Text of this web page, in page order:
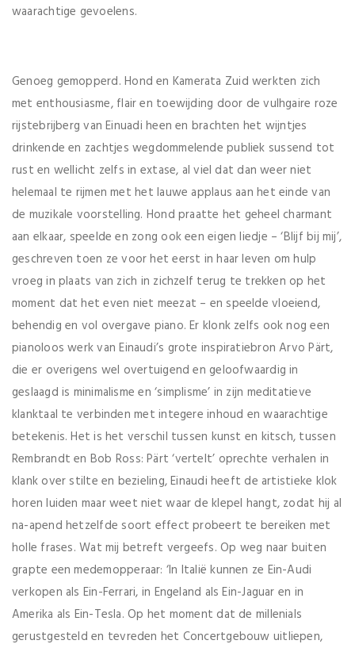
waarachtige gevoelens.
Genoeg gemopperd. Hond en Kamerata Zuid werkten zich
met enthousiasme, flair en toewijding door de vulhgaire roze
rijstebrijberg van Einuadi heen en brachten het wijntjes
drinkende en zachtjes wegdommelende publiek sussend tot
rust en wellicht zelfs in extase, al viel dat dan weer niet
helemaal te rijmen met het lauwe applaus aan het einde van
de muzikale voorstelling. Hond praatte het geheel charmant
aan elkaar, speelde en zong ook een eigen liedje – ‘Blijf bij mij’,
geschreven toen ze voor het eerst in haar leven om hulp
vroeg in plaats van zich in zichzelf terug te trekken op het
moment dat het even niet meezat – en speelde vloeiend,
behendig en vol overgave piano. Er klonk zelfs ook nog een
pianoloos werk van Einaudi’s grote inspiratiebron Arvo Pärt,
die er overigens wel overtuigend en geloofwaardig in
geslaagd is minimalisme en ‘simplisme’ in zijn meditatieve
klanktaal te verbinden met integere inhoud en waarachtige
betekenis. Het is het verschil tussen kunst en kitsch, tussen
Rembrandt en Bob Ross: Pärt ‘vertelt’ oprechte verhalen in
klank over stilte en bezieling, Einaudi heeft de artistieke klok
horen luiden maar weet niet waar de klepel hangt, zodat hij al
na-apend hetzelfde soort effect probeert te bereiken met
holle frases. Wat mij betreft vergeefs. Op weg naar buiten
grapte een medemopperaar: ‘In Italië kunnen ze Ein-Audi
verkopen als Ein-Ferrari, in Engeland als Ein-Jaguar en in
Amerika als Ein-Tesla. Op het moment dat de millenials
gerustgesteld en tevreden het Concertgebouw uitliepen,